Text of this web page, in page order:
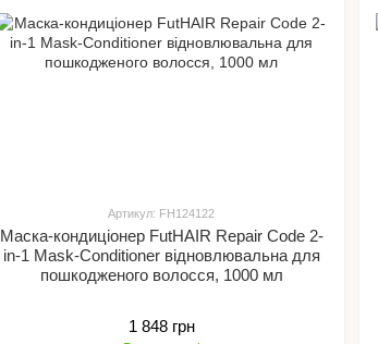
Артикул: FH124122
Маска-кондиціонер FutHAIR Repair Code 2-
in-1 Mask-Conditioner відновлювальна для
пошкодженого волосся, 1000 мл
1 848 грн